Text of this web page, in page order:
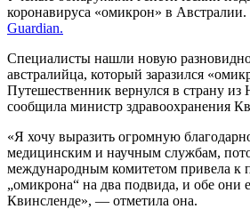
коронавируса «омикрон» в
Guardian.
Специалисты нашли новую
австралийца, который заразился
Путешественник вернулся в страну
сообщила министр здравоохранения
«Я хочу выразить огромную
медицинским и научным службам,
международным комитетом привела к
„омикрона“ на два подвида, и обе они
Квинсленде», — отметила она.